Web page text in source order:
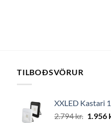
TILBOÐSVÖRUR
XXLED Kastari
2.794kr. 1.956